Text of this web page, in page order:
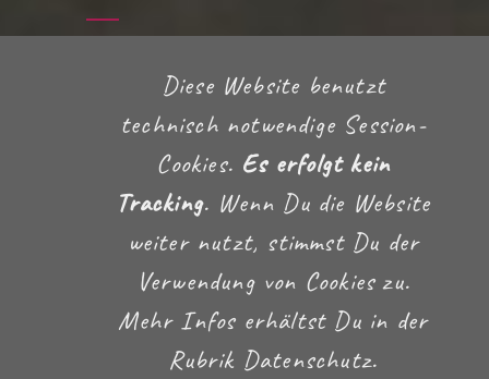
IMPRESSUM DATENSCHUTZ
Diese Website benutzt
technisch notwendige Session-
Cookies. Es erfolgt kein
Tracking. Wenn Du die Website
weiter nutzt, stimmst Du der
Verwendung von Cookies zu.
Mehr Infos erhältst Du in der
Rubrik Datenschutz.